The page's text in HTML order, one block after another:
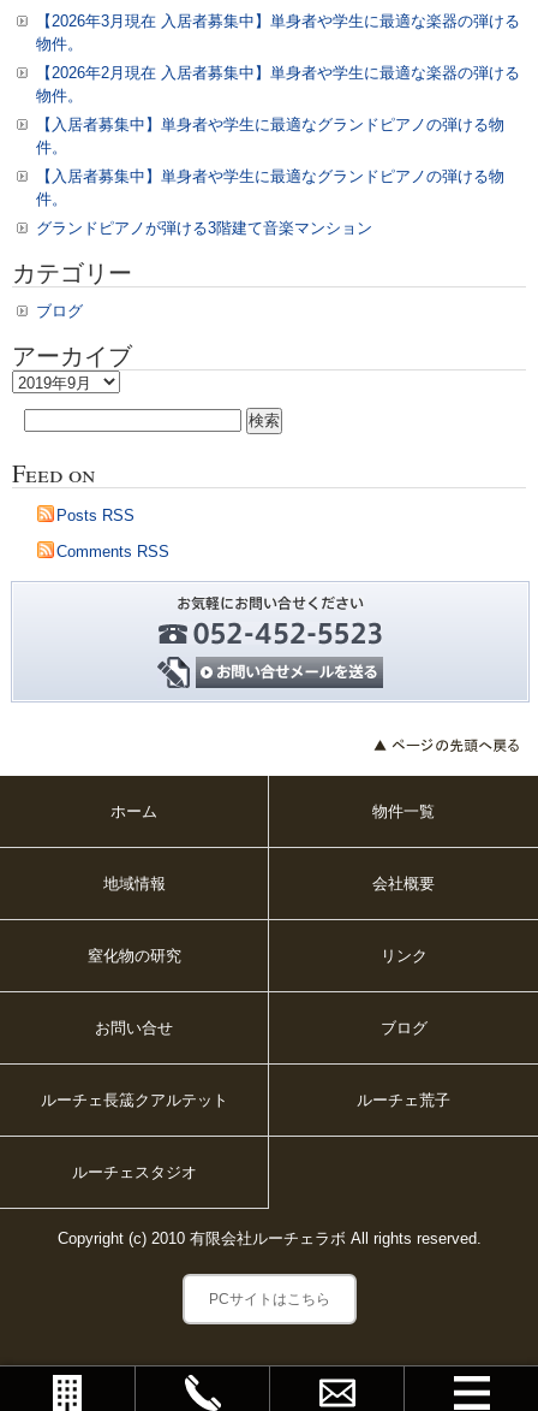
室
報
【2026年3月現在 入居者募集中】単身者や学生に最適な楽器の弾ける
物件。
【2026年2月現在 入居者募集中】単身者や学生に最適な楽器の弾ける
物件。
【入居者募集中】単身者や学生に最適なグランドピアノの弾ける物
件。
【入居者募集中】単身者や学生に最適なグランドピアノの弾ける物
件。
グランドピアノが弾ける3階建て音楽マンション
カテゴリー
ブログ
アーカイブ
ア
ブ
Feed on
Posts RSS
Comments RSS
ホーム 物件一覧
地域情報 会社概要
窒化物の研究 リンク
お問い合せ ブログ
ルーチェ長筬クアルテット ルーチェ荒子
ルーチェスタジオ
Copyright (c) 2010 有限会社ルーチェラボ All rights reserved.
PCサイトはこちら